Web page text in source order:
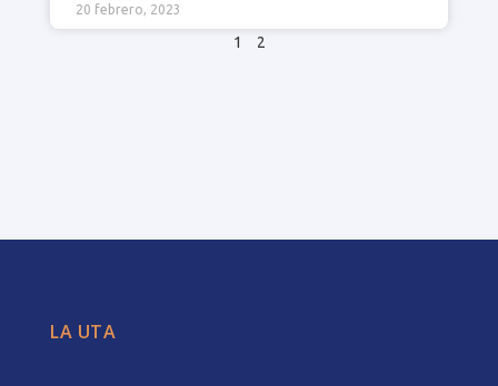
20 febrero, 2023
1 2
LA UTA